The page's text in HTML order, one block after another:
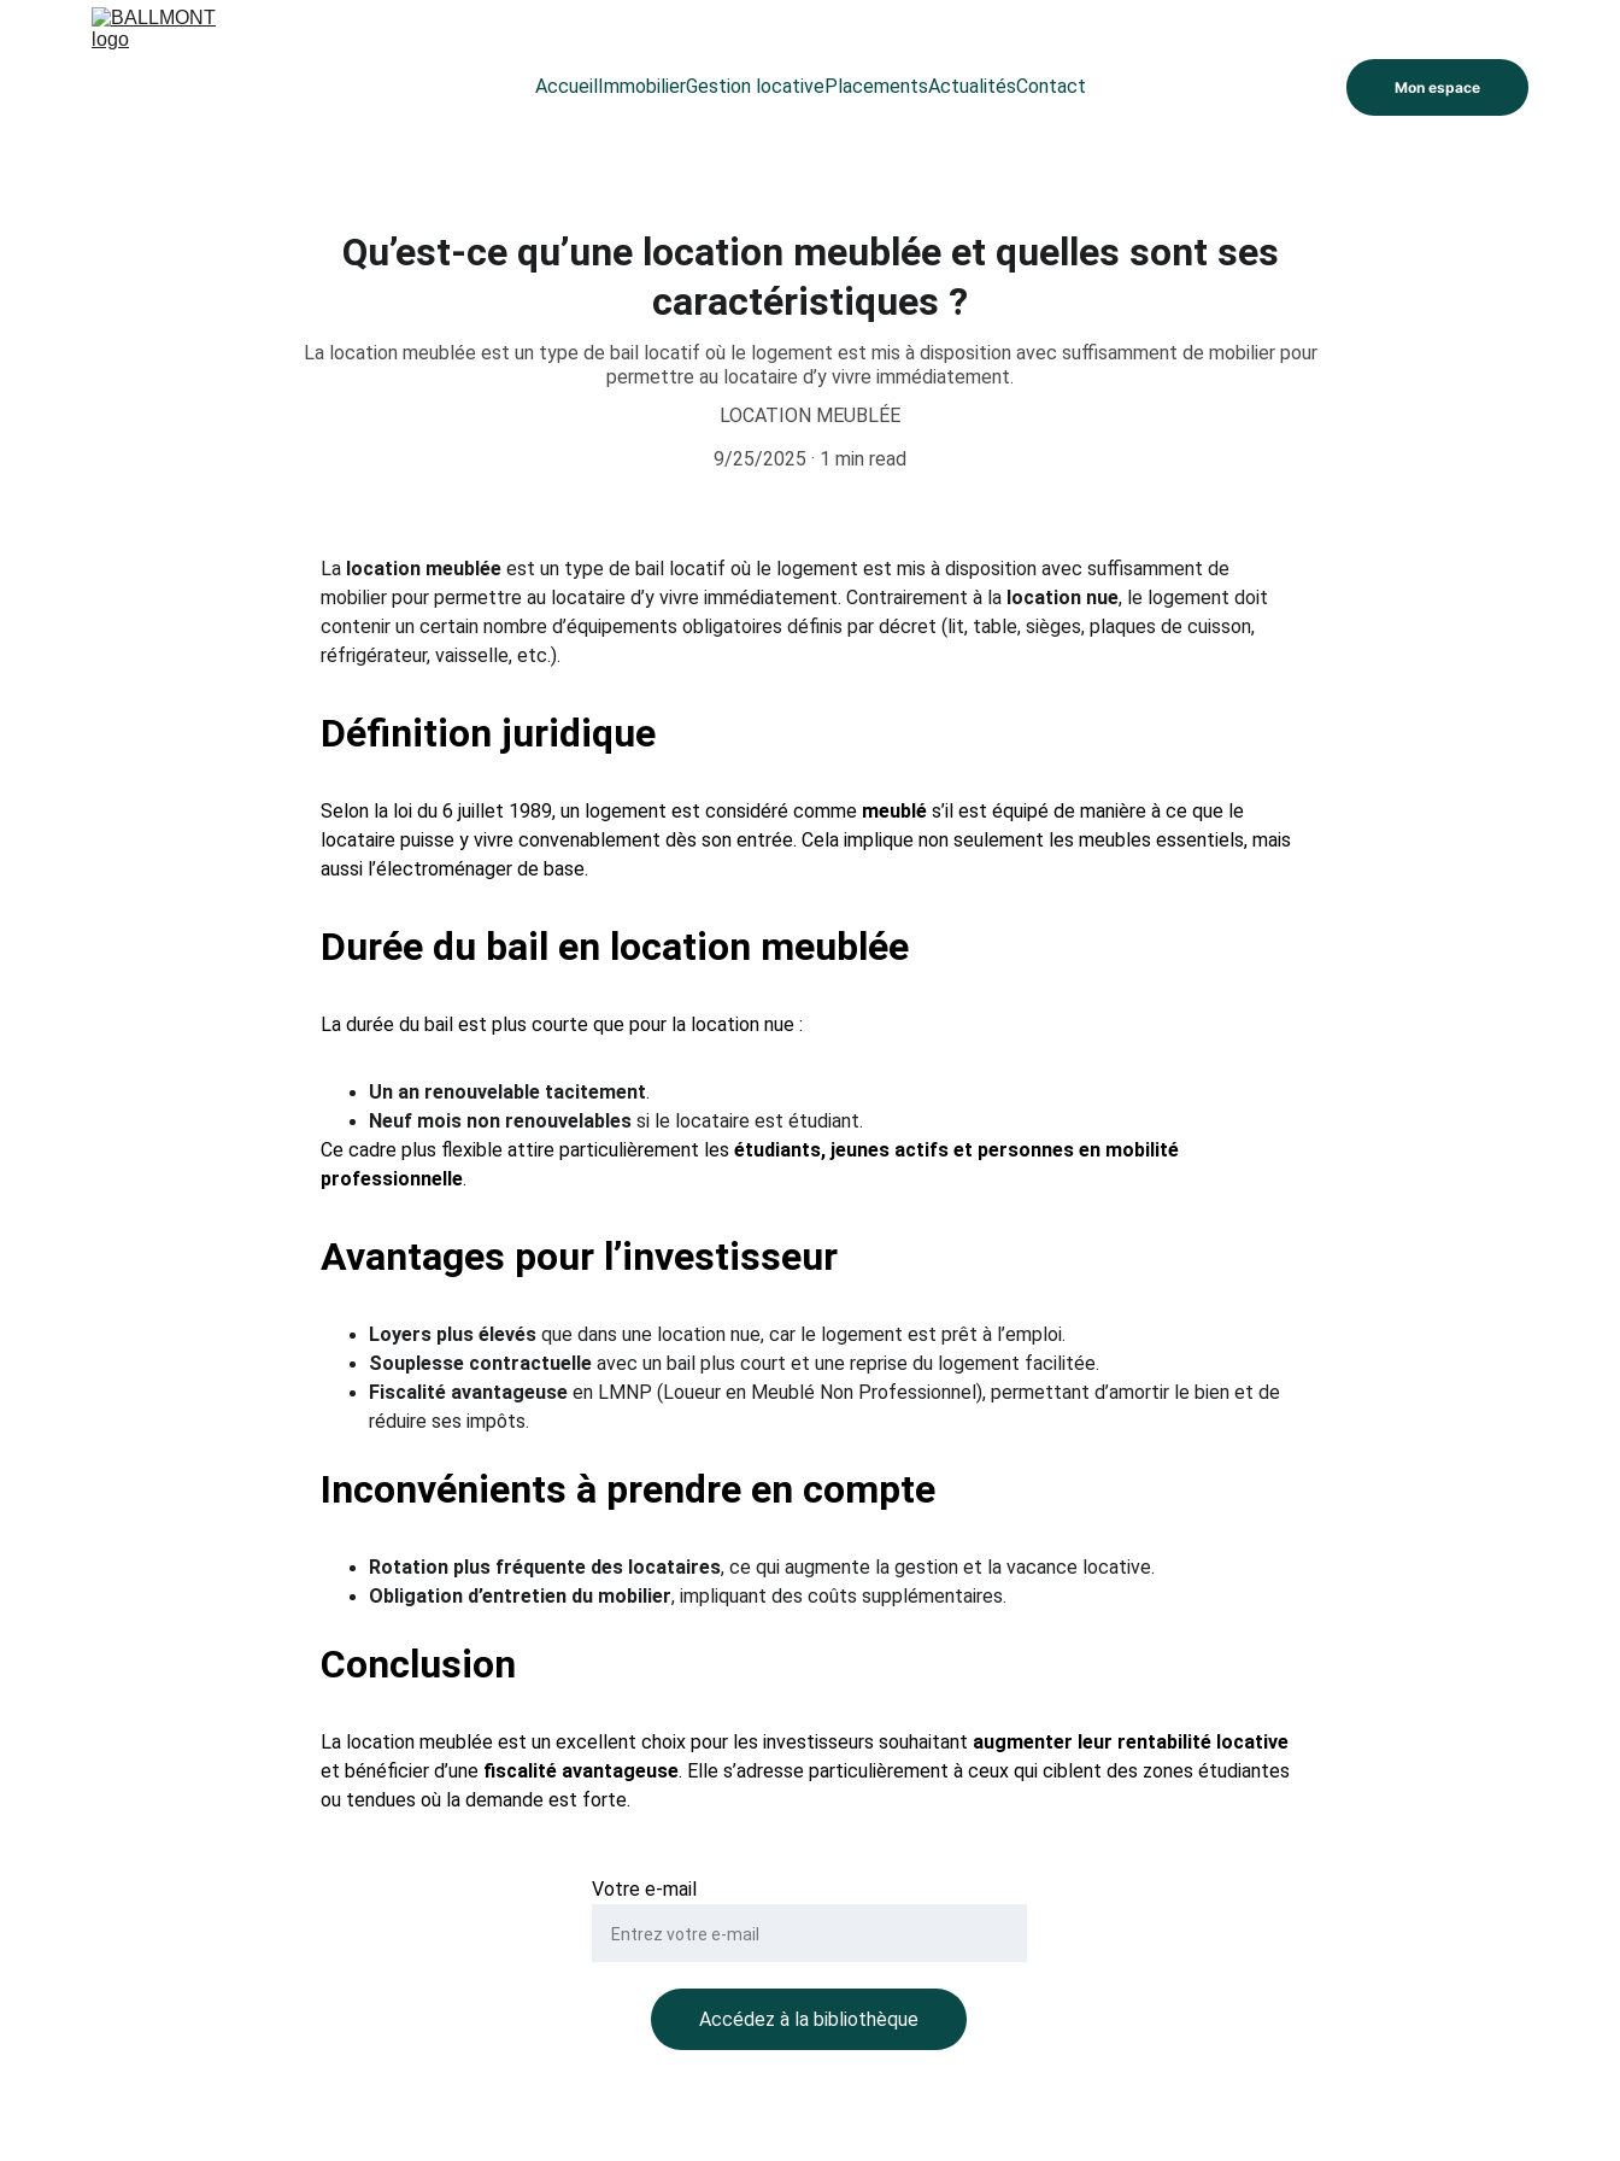
AccueilImmobilierGestion locativePlacementsActualitésContact Mon espace
Qu’est-ce qu’une location meublée et quelles sont ses
caractéristiques ?
La location meublée est un type de bail locatif où le logement est mis à disposition avec suffisamment de mobilier pour
permettre au locataire d’y vivre immédiatement.
LOCATION MEUBLÉE
9/25/2025
1 min read
La location meublée est un type de bail locatif où le logement est mis à disposition avec suffisamment de
mobilier pour permettre au locataire d’y vivre immédiatement. Contrairement à la location nue, le logement doit
contenir un certain nombre d’équipements obligatoires définis par décret (lit, table, sièges, plaques de cuisson,
réfrigérateur, vaisselle, etc.).
Définition juridique
Selon la loi du 6 juillet 1989, un logement est considéré comme meublé s’il est équipé de manière à ce que le
locataire puisse y vivre convenablement dès son entrée. Cela implique non seulement les meubles essentiels, mais
aussi l’électroménager de base.
Durée du bail en location meublée
La durée du bail est plus courte que pour la location nue :
Un an renouvelable tacitement.
Neuf mois non renouvelables si le locataire est étudiant.
Ce cadre plus flexible attire particulièrement les étudiants, jeunes actifs et personnes en mobilité
professionnelle.
Avantages pour l’investisseur
Loyers plus élevés que dans une location nue, car le logement est prêt à l’emploi.
Souplesse contractuelle avec un bail plus court et une reprise du logement facilitée.
Fiscalité avantageuse en LMNP (Loueur en Meublé Non Professionnel), permettant d’amortir le bien et de
réduire ses impôts.
Inconvénients à prendre en compte
Rotation plus fréquente des locataires, ce qui augmente la gestion et la vacance locative.
Obligation d’entretien du mobilier, impliquant des coûts supplémentaires.
Conclusion
La location meublée est un excellent choix pour les investisseurs souhaitant augmenter leur rentabilité locative
et bénéficier d’une fiscalité avantageuse. Elle s’adresse particulièrement à ceux qui ciblent des zones étudiantes
ou tendues où la demande est forte.
Votre e-mail
Accédez à la bibliothèque